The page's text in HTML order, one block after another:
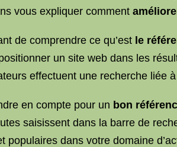
vous expliquer comment
de comprendre ce qu’est le
un site web dans les
effectuent une recherche liée
en compte pour un bon
saisissent dans la barre de
populaires dans votre domaine